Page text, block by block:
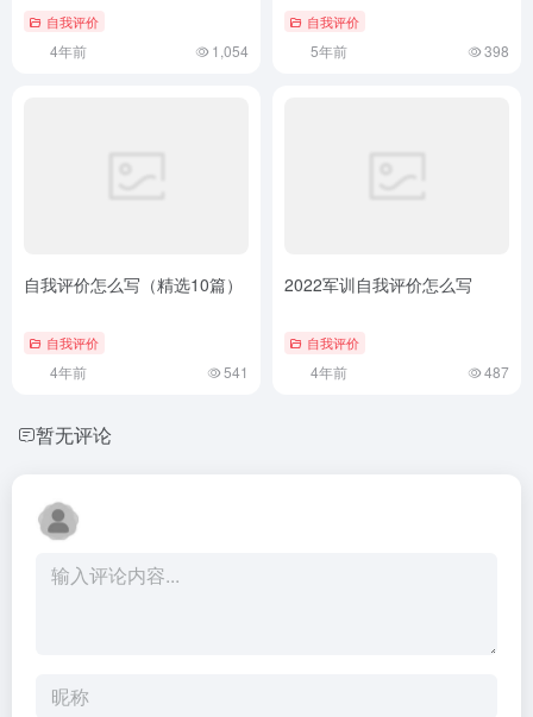
自我评价
4年前 1,054
自我评价
5年前 398
自我评价怎么写（精选10篇）
自我评价
4年前 541
2022军训自我评价怎么写
自我评价
4年前 487
暂无评论